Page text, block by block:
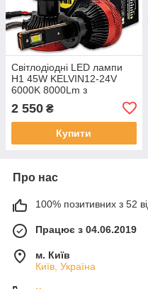
Світлодіодні LED лампи
H1 45W KELVIN12-24V
6000K 8000Lm з
2 550 ₴
Купити
Про нас
100% позитивних з 52
Працює з 04.06.2019
м. Київ
Київ, Україна